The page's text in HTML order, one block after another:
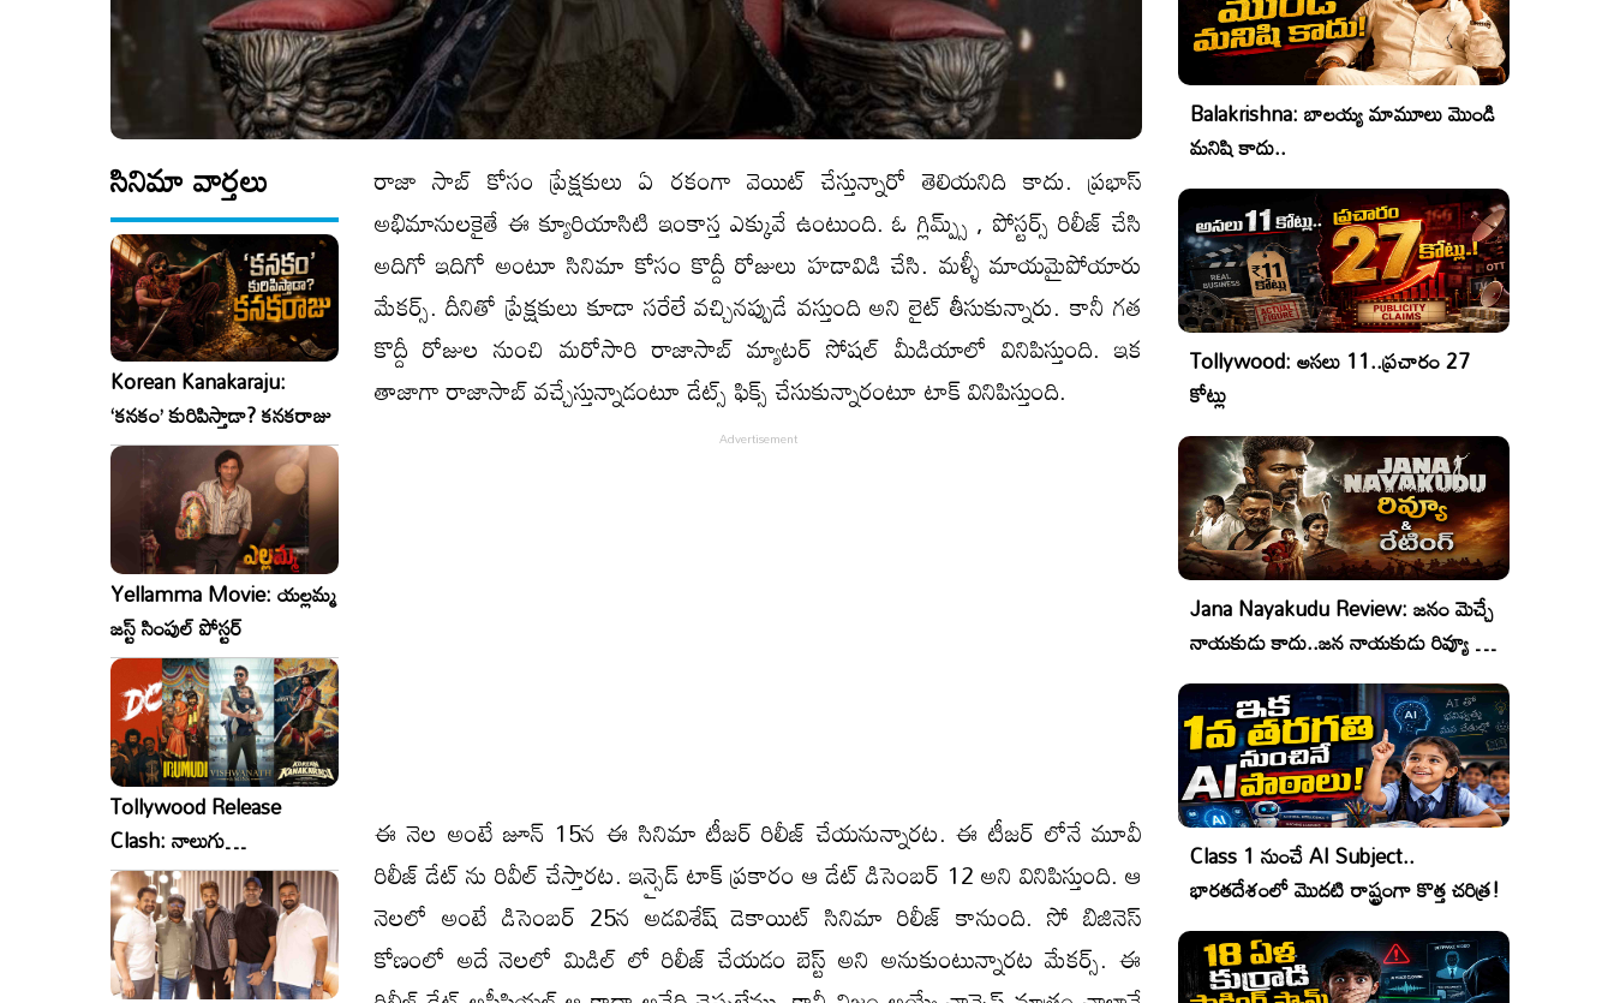
సినిమా వార్తలు
Korean Kanakaraju:
‘కనకం’ కురిపిస్తాడా? కనకరాజు
Yellamma Movie: యల్లమ్మ
జస్ట్ సింపుల్ పోస్టర్
Tollywood Release
Clash: నాలుగు
సినిమాలు..ఒకేసారి..ఎందుకో?
రాజా సాబ్ కోసం ప్రేక్షకులు ఏ రకంగా వెయిట్ చేస్తున్నారో తెలియనిది కాదు. ప్రభాస్
అభిమానులకైతే ఈ క్యూరియాసిటి ఇంకాస్త ఎక్కువే ఉంటుంది. ఓ గ్లిమ్ప్స్ , పోస్టర్స్ రిలీజ్ చేసి
అదిగో ఇదిగో అంటూ సినిమా కోసం కొద్దీ రోజులు హడావిడి చేసి. మళ్ళీ మాయమైపోయారు
మేకర్స్. దీనితో ప్రేక్షకులు కూడా సరేలే వచ్చినప్పుడే వస్తుంది అని లైట్ తీసుకున్నారు. కానీ గత
కొద్దీ రోజుల నుంచి మరోసారి రాజాసాబ్ మ్యాటర్ సోషల్ మీడియాలో వినిపిస్తుంది. ఇక
తాజాగా రాజాసాబ్ వచ్చేస్తున్నాడంటూ డేట్స్ ఫిక్స్ చేసుకున్నారంటూ టాక్ వినిపిస్తుంది.
ఈ నెల అంటే జూన్ 15న ఈ సినిమా టీజర్ రిలీజ్ చేయనున్నారట. ఈ టీజర్ లోనే మూవీ
రిలీజ్ డేట్ ను రివీల్ చేస్తారట. ఇన్సైడ్ టాక్ ప్రకారం ఆ డేట్ డిసెంబర్ 12 అని వినిపిస్తుంది. ఆ
నెలలో అంటే డిసెంబర్ 25న అడవిశేష్ డెకాయిట్ సినిమా రిలీజ్ కానుంది. సో బిజినెస్
కోణంలో అదే నెలలో మిడిల్ లో రిలీజ్ చేయడం బెస్ట్ అని అనుకుంటున్నారట మేకర్స్. ఈ
Balakrishna: బాలయ్య మామూలు మొండి
మనిషి కాదు..
Tollywood: అసలు 11..ప్రచారం 27
కోట్లు
Jana Nayakudu Review: జనం మెచ్చే
నాయకుడు కాదు..జన నాయకుడు రివ్యూ &
రేటింగ్!
Class 1 నుంచే AI Subject..
భారతదేశంలో మొదటి రాష్ట్రంగా కొత్త చరిత్ర!